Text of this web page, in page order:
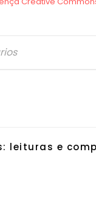
leituras e